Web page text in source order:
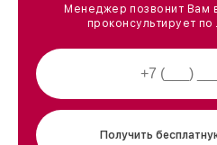
Менеджер позвонит Вам
проконсультирует
Получить